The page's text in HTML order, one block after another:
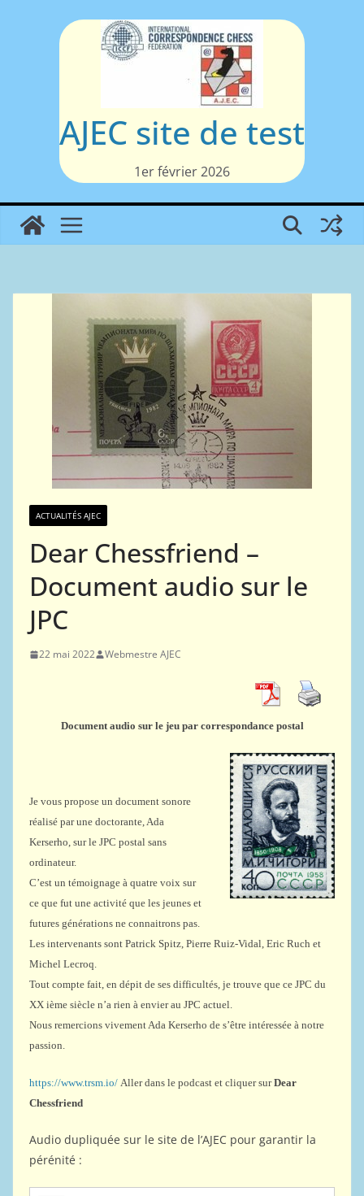
AJEC site de test
1er février 2026
ACTUALITÉS AJEC
Dear Chessfriend –
Document audio sur le
JPC
22 mai 2022 Webmestre AJEC
Document audio sur le jeu par correspondance postal
Je vous propose un document sonore
réalisé par une doctorante, Ada
Kerserho, sur le JPC postal sans
ordinateur.
C’est un témoignage à quatre voix sur
ce que fut une activité que les jeunes et
futures générations ne connaitrons pas.
Les intervenants sont Patrick Spitz, Pierre Ruiz-Vidal, Eric Ruch et
Michel Lecroq.
Tout compte fait, en dépit de ses difficultés, je trouve que ce JPC du
XX ième siècle n’a rien à envier au JPC actuel.
Nous remercions vivement Ada Kerserho de s’être intéressée à notre
passion.
https://www.trsm.io/ Aller dans le podcast et cliquer surDear
Chessfriend
Audio dupliquée sur le site de l’AJEC pour garantir la
pérénité :